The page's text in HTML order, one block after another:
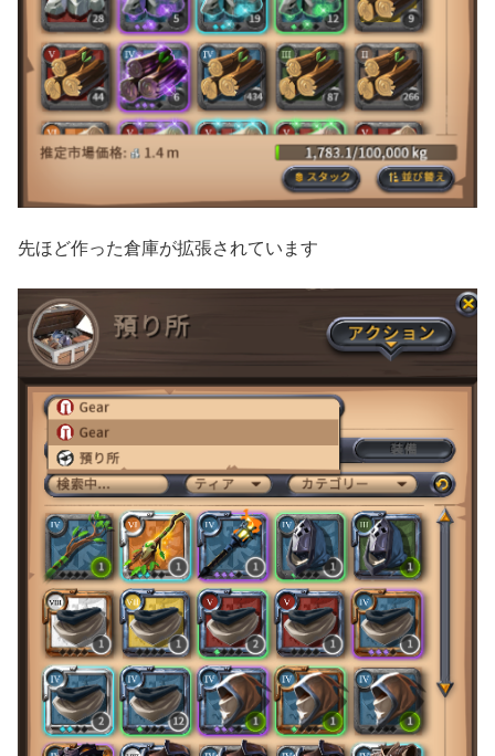
先ほど作った倉庫が拡張されています